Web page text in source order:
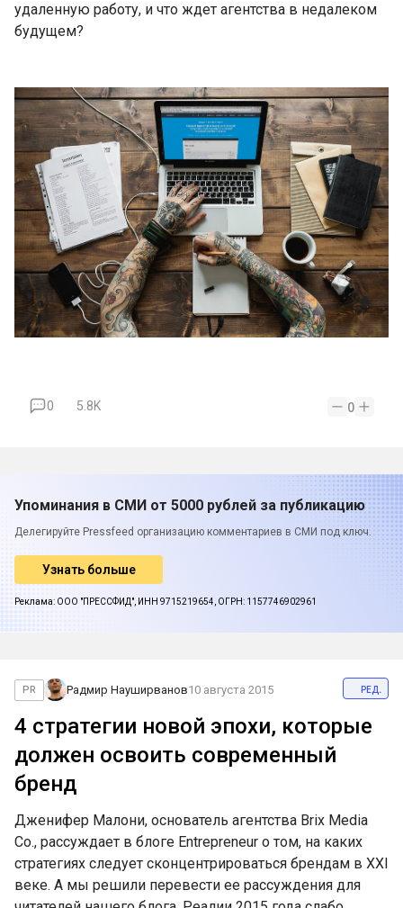
удаленную работу, и что ждет агентства в недалеком
будущем?
0 5.8K 0
Упоминания в СМИ от 5000 рублей за публикацию
Делегируйте Pressfeed организацию комментариев в СМИ под ключ.
Узнать больше
Реклама: ООО "ПРЕССФИД", ИНН 9715219654, ОГРН: 1157746902961
PR Радмир Науширванов10 августа 2015 ред.
4 стратегии новой эпохи, которые
должен освоить современный
бренд
Дженифер Малони, основатель агентства Brix Media
Co., рассуждает в блоге Entrepreneur о том, на каких
стратегиях следует сконцентрироваться брендам в XXI
веке. А мы решили перевести ее рассуждения для